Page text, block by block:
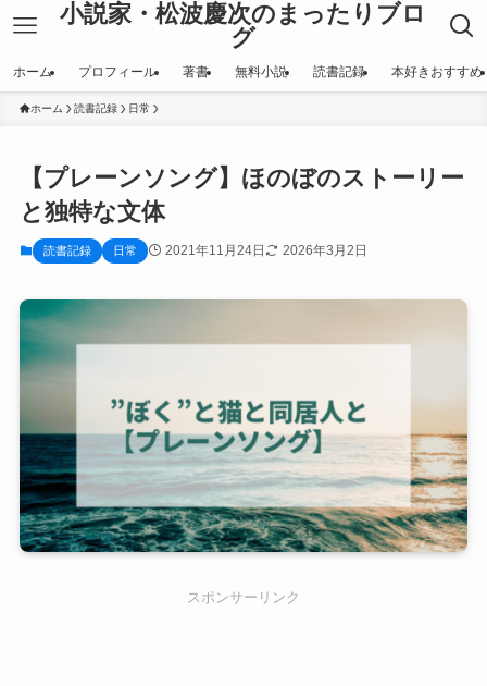
小説家・松波慶次のまったりブロ
グ
ホーム プロフィール 著書 無料小説 読書記録 本好きおすすめ
ホーム 読書記録 日常
【プレーンソング】ほのぼのストーリー
と独特な文体
読書記録 日常 2021年11月24日 2026年3月2日
スポンサーリンク